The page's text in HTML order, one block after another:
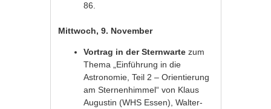
86.
Mittwoch, 9. November
Vortrag in der Sternwarte zum
Thema „Einführung in die
Astronomie, Teil 2 – Orientierung
am Sternenhimmel“ von Klaus
Augustin (WHS Essen), Walter-